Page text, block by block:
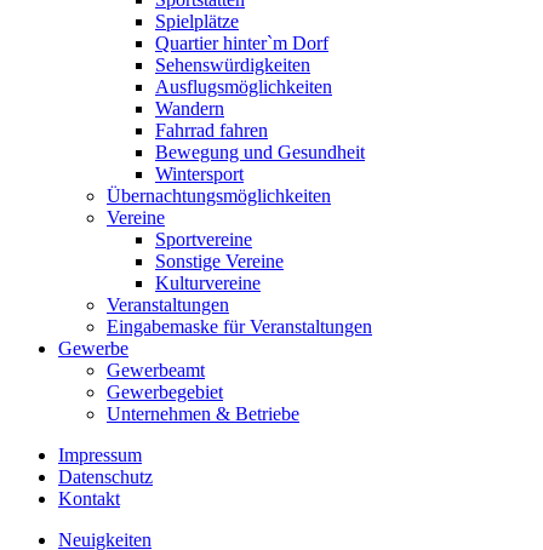
Spielplätze
Quartier hinter`m Dorf
Sehenswürdigkeiten
Ausflugsmöglichkeiten
Wandern
Fahrrad fahren
Bewegung und Gesundheit
Wintersport
Übernachtungsmöglichkeiten
Vereine
Sportvereine
Sonstige Vereine
Kulturvereine
Veranstaltungen
Eingabemaske für Veranstaltungen
Gewerbe
Gewerbeamt
Gewerbegebiet
Unternehmen & Betriebe
Impressum
Datenschutz
Kontakt
Neuigkeiten